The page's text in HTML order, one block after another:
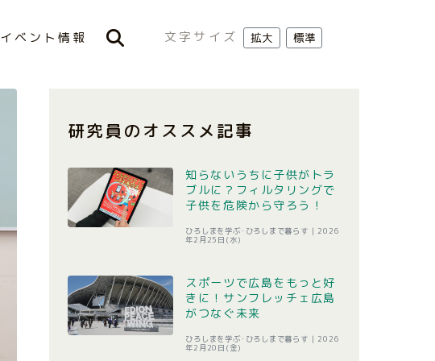
イベント情報 文字サイズ 拡大 標準
研究員のオススメ記事
知らないうちに子供がトラ
ブルに？フィルタリングで
子供を危険から守ろう！
ひろしまを学ぶ･ひろしまで暮らす | 2026
年2月25日(水)
スポーツで広島をもっと好
きに！サンフレッチェ広島
がつなぐ未来
ひろしまを学ぶ･ひろしまで暮らす | 2026
年2月20日(金)